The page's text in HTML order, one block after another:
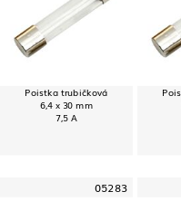
Poistka trubičková
6,4 x 30 mm
7,5 A
05283